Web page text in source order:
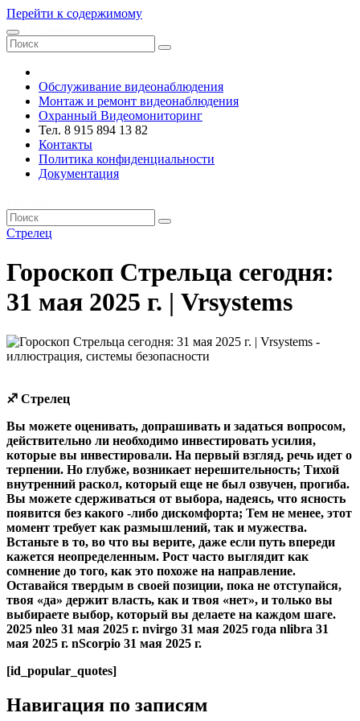
Перейти к содержимому
Обслуживание видеонаблюдения
Монтаж и ремонт видеонаблюдения
Охранный Видеомониторинг
Тел. 8 915 894 13 82
Контакты
Политика конфиденциальности
Документация
Стрелец
Гороскоп Стрельца сегодня:
31 мая 2025 г. | Vrsystems
♐ Стрелец
Вы можете оценивать, допрашивать и задаться вопросом,
действительно ли необходимо инвестировать усилия,
которые вы инвестировали. На первый взгляд, речь идет о
терпении. Но глубже, возникает нерешительность; Тихой
внутренний раскол, который еще не был озвучен, прогиба.
Вы можете сдерживаться от выбора, надеясь, что ясность
появится без какого -либо дискомфорта; Тем не менее, этот
момент требует как размышлений, так и мужества.
Встаньте в то, во что вы верите, даже если путь впереди
кажется неопределенным. Рост часто выглядит как
сомнение до того, как это похоже на направление.
Оставайся твердым в своей позиции, пока не отступайся,
твоя «да» держит власть, как и твоя «нет», и только вы
выбираете выбор, который вы делаете на каждом шаге.
2025 nleo 31 мая 2025 г. nvirgo 31 мая 2025 года nlibra 31
мая 2025 г. nScorpio 31 мая 2025 г.
[id_popular_quotes]
Навигация по записям